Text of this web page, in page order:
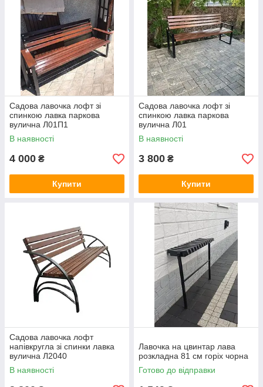
Садова лавочка лофт зі
спинкою лавка паркова
вулична Л01П1
В наявності
4 000 ₴
Купити
Садова лавочка лофт зі
спинкою лавка паркова
вулична Л01
В наявності
3 800 ₴
Купити
Садова лавочка лофт
напівкругла зі спинки лавка
вулична Л2040
В наявності
Лавочка на цвинтар лава
розкладна 81 см горіх чорна
Готово до відправки